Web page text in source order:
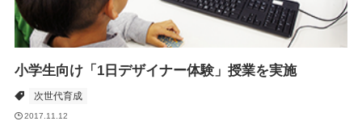
小学生向け「1日デザイナー体験」授業を実施
次世代育成
2017.11.12